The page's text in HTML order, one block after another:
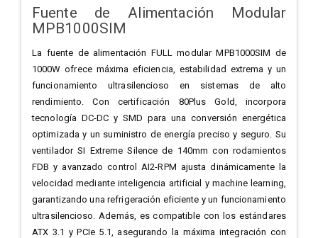
Fuente de Alimentación Modular
MPB1000SIM
La fuente de alimentación FULL modular MPB1000SIM de
1000W ofrece máxima eficiencia, estabilidad extrema y un
funcionamiento ultrasilencioso en sistemas de alto
rendimiento. Con certificación 80Plus Gold, incorpora
tecnología DC-DC y SMD para una conversión energética
optimizada y un suministro de energía preciso y seguro. Su
ventilador SI Extreme Silence de 140mm con rodamientos
FDB y avanzado control AI2-RPM ajusta dinámicamente la
velocidad mediante inteligencia artificial y machine learning,
garantizando una refrigeración eficiente y un funcionamiento
ultrasilencioso. Además, es compatible con los estándares
ATX 3.1 y PCIe 5.1, asegurando la máxima integración con